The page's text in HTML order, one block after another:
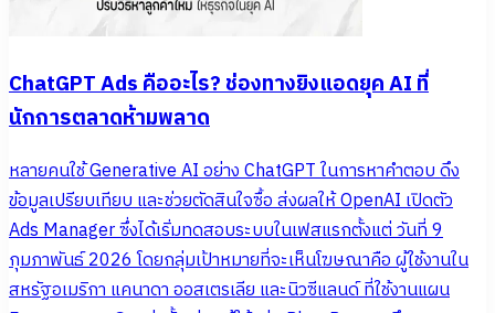
ChatGPT Ads คืออะไร? ช่องทางยิงแอดยุค AI ที่
นักการตลาดห้ามพลาด
หลายคนใช้ Generative AI อย่าง ChatGPT ในการหาคำตอบ ดึง
ข้อมูลเปรียบเทียบ และช่วยตัดสินใจซื้อ ส่งผลให้ OpenAI เปิดตัว
Ads Manager ซึ่งได้เริ่มทดสอบระบบในเฟสแรกตั้งแต่ วันที่ 9
กุมภาพันธ์ 2026 โดยกลุ่มเป้าหมายที่จะเห็นโฆษณาคือ ผู้ใช้งานใน
สหรัฐอเมริกา แคนาดา ออสเตรเลีย และนิวซีแลนด์ ที่ใช้งานแผน